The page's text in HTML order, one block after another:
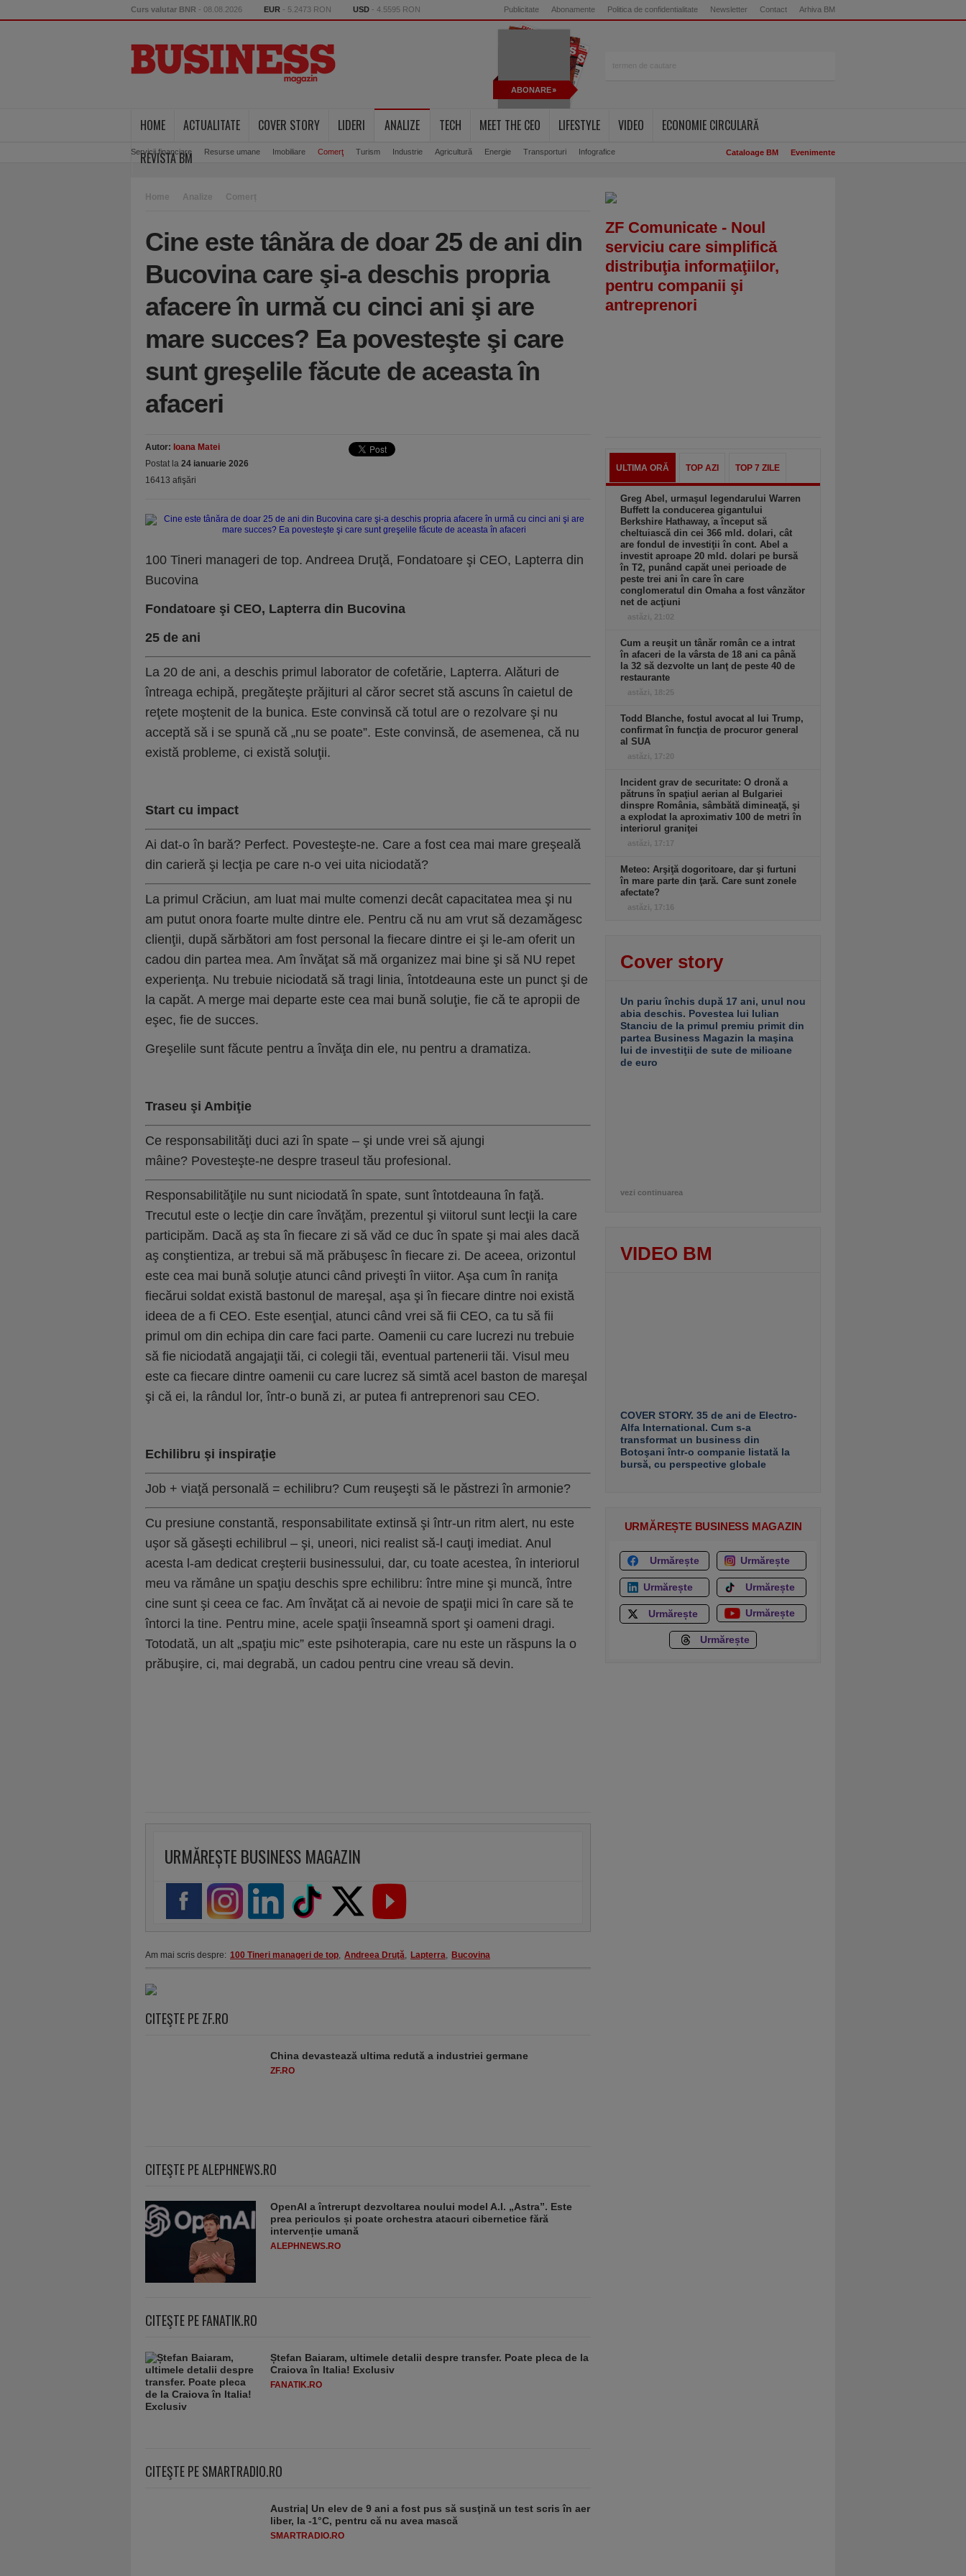
Curs valutar BNR - 08.08.2026 EUR - 5.2473 RON USD - 4.5595 RON Publicitate Abonamente Politica de confidentialitate Newsletter Contact Arhiva BM
ABONARE
HOME ACTUALITATE COVER STORY LIDERI ANALIZE
Servicii financiare Resurse umane Imobiliare Comerţ Turism Industrie Agricultură Energie Transporturi Infografice
TECH MEET THE CEO LIFESTYLE VIDEO
ECONOMIE CIRCULARĂ
REVISTA BM
Cataloage BM Evenimente
Home Analize Comerț
Cine este tânăra de doar 25 de ani din
Bucovina care şi-a deschis propria
afacere în urmă cu cinci ani şi are
mare succes? Ea povesteşte şi care
sunt greşelile făcute de aceasta în
afaceri
Autor: Ioana Matei
Postat la 24 ianuarie 2026
16413 afişări
100 Tineri manageri de top. Andreea Druţă, Fondatoare şi CEO, Lapterra din
Bucovina
Fondatoare şi CEO, Lapterra din Bucovina
25 de ani
La 20 de ani, a deschis primul laborator de cofetărie, Lapterra. Alături de
întreaga echipă, pregăteşte prăjituri al căror secret stă ascuns în caietul de
reţete moştenit de la bunica. Este convinsă că totul are o rezolvare şi nu
acceptă să i se spună că „nu se poate”. Este convinsă, de asemenea, că nu
există probleme, ci există soluţii.
Start cu impact
Ai dat-o în bară? Perfect. Povesteşte-ne. Care a fost cea mai mare greşeală
din carieră şi lecţia pe care n-o vei uita niciodată?
La primul Crăciun, am luat mai multe comenzi decât capacitatea mea şi nu
am putut onora foarte multe dintre ele. Pentru că nu am vrut să dezamăgesc
clienţii, după sărbători am fost personal la fiecare dintre ei şi le-am oferit un
cadou din partea mea. Am învăţat să mă organizez mai bine şi să NU repet
experienţa. Nu trebuie niciodată să tragi linia, întotdeauna este un punct şi de
la capăt. A merge mai departe este cea mai bună soluţie, fie că te apropii de
eşec, fie de succes.
Greşelile sunt făcute pentru a învăţa din ele, nu pentru a dramatiza.
Traseu şi Ambiţie
Ce responsabilităţi duci azi în spate – şi unde vrei să ajungi
mâine? Povesteşte-ne despre traseul tău profesional.
Responsabilităţile nu sunt niciodată în spate, sunt întotdeauna în faţă.
Trecutul este o lecţie din care învăţăm, prezentul şi viitorul sunt lecţii la care
participăm. Dacă aş sta în fiecare zi să văd ce duc în spate şi mai ales dacă
aş conştientiza, ar trebui să mă prăbuşesc în fiecare zi. De aceea, orizontul
este cea mai bună soluţie atunci când priveşti în viitor. Aşa cum în raniţa
fiecărui soldat există bastonul de mareşal, aşa şi în fiecare dintre noi există
ideea de a fi CEO. Este esenţial, atunci când vrei să fii CEO, ca tu să fii
primul om din echipa din care faci parte. Oamenii cu care lucrezi nu trebuie
să fie niciodată angajaţii tăi, ci colegii tăi, eventual partenerii tăi. Visul meu
este ca fiecare dintre oamenii cu care lucrez să simtă acel baston de mareşal
şi că ei, la rândul lor, într-o bună zi, ar putea fi antreprenori sau CEO.
Echilibru şi inspiraţie
Job + viaţă personală = echilibru? Cum reuşeşti să le păstrezi în armonie?
Cu presiune constantă, responsabilitate extinsă şi într-un ritm alert, nu este
uşor să găseşti echilibrul – şi, uneori, nici realist să-l cauţi imediat. Anul
acesta l-am dedicat creşterii businessului, dar, cu toate acestea, în interiorul
meu va rămâne un spaţiu deschis spre echilibru: între mine şi muncă, între
cine sunt şi ceea ce fac. Am învăţat că ai nevoie de spaţii mici în care să te
întorci la tine. Pentru mine, acele spaţii înseamnă sport şi oameni dragi.
Totodată, un alt „spaţiu mic” este psihoterapia, care nu este un răspuns la o
prăbuşire, ci, mai degrabă, un cadou pentru cine vreau să devin.
URMĂREȘTE BUSINESS MAGAZIN
Am mai scris despre: 100 Tineri manageri de top, Andreea Druţă, Lapterra, Bucovina
CITEŞTE PE ZF.RO
China devastează ultima redută a industriei germane
ZF.RO
CITEŞTE PE ALEPHNEWS.RO
OpenAI a întrerupt dezvoltarea noului model A.I. „Astra”. Este
prea periculos și poate orchestra atacuri cibernetice fără
intervenție umană
ALEPHNEWS.RO
CITEŞTE PE FANATIK.RO
Ștefan Baiaram, ultimele detalii despre transfer. Poate pleca de la
Craiova în Italia! Exclusiv
FANATIK.RO
CITEŞTE PE SMARTRADIO.RO
Austria| Un elev de 9 ani a fost pus să susţină un test scris în aer
liber, la -1°C, pentru că nu avea mască
SMARTRADIO.RO
ZF Comunicate - Noul
serviciu care simplifică
distribuţia informaţiilor,
pentru companii şi
antreprenori
ULTIMA ORĂ TOP AZI TOP 7 ZILE
Greg Abel, urmaşul legendarului Warren
Buffett la conducerea gigantului
Berkshire Hathaway, a început să
cheltuiască din cei 366 mld. dolari, cât
are fondul de investiţii în cont. Abel a
investit aproape 20 mld. dolari pe bursă
în T2, punând capăt unei perioade de
peste trei ani în care în care
conglomeratul din Omaha a fost vânzător
net de acţiuni
astăzi, 21:02
Cum a reuşit un tânăr român ce a intrat
în afaceri de la vârsta de 18 ani ca până
la 32 să dezvolte un lanţ de peste 40 de
restaurante
astăzi, 18:25
Todd Blanche, fostul avocat al lui Trump,
confirmat în funcţia de procuror general
al SUA
astăzi, 17:20
Incident grav de securitate: O dronă a
pătruns în spaţiul aerian al Bulgariei
dinspre România, sâmbătă dimineaţă, şi
a explodat la aproximativ 100 de metri în
interiorul graniţei
astăzi, 17:17
Meteo: Arşiţă dogoritoare, dar şi furtuni
în mare parte din ţară. Care sunt zonele
afectate?
astăzi, 17:16
Cover story
Un pariu închis după 17 ani, unul nou
abia deschis. Povestea lui Iulian
Stanciu de la primul premiu primit din
partea Business Magazin la maşina
lui de investiţii de sute de milioane
de euro
vezi continuarea
VIDEO BM
COVER STORY. 35 de ani de Electro-
Alfa International. Cum s-a
transformat un business din
Botoşani într-o companie listată la
bursă, cu perspective globale
URMĂREȘTE BUSINESS MAGAZIN
Urmărește Urmărește
Urmărește Urmărește
Urmărește Urmărește
Urmărește